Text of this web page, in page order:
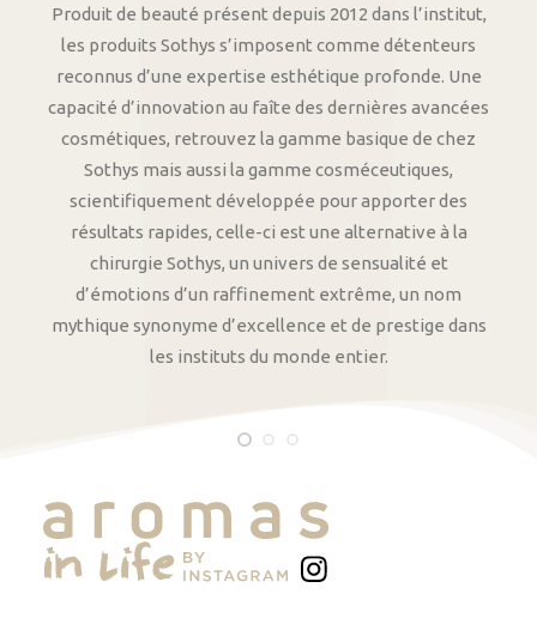
Produit de beauté présent depuis 2012 dans l’institut,
les produits Sothys s’imposent comme détenteurs
reconnus d’une expertise esthétique profonde. Une
capacité d’innovation au faîte des dernières avancées
cosmétiques, retrouvez la gamme basique de chez
Sothys mais aussi la gamme cosméceutiques,
scientifiquement développée pour apporter des
résultats rapides, celle-ci est une alternative à la
chirurgie Sothys, un univers de sensualité et
d’émotions d’un raffinement extrême, un nom
mythique synonyme d’excellence et de prestige dans
les instituts du monde entier.